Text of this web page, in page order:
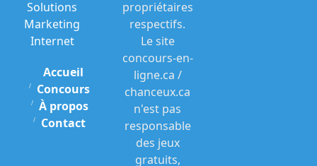
Solutions
Marketing
Internet
Accueil
Concours
À propos
Contact
propriétaires
respectifs.
Le site
concours-en-
ligne.ca /
chanceux.ca
n'est pas
responsable
des jeux
gratuits,